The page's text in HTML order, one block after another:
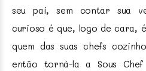
seu pai, sem contar sua
curioso é que, logo de cara,
quem das suas chefs
então torná-la a Sous